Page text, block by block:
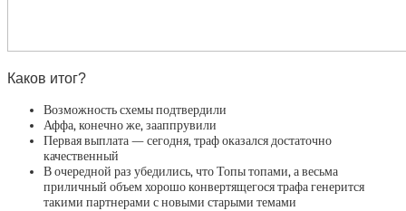
Каков итог?
Возможность схемы подтвердили
Аффа, конечно же, зааппрувили
Первая выплата — сегодня, траф оказался достаточно
качественный
В очередной раз убедились, что Топы топами, а весьма
приличный объем хорошо конвертящегося трафа генерится
такими партнерами с новыми старыми темами